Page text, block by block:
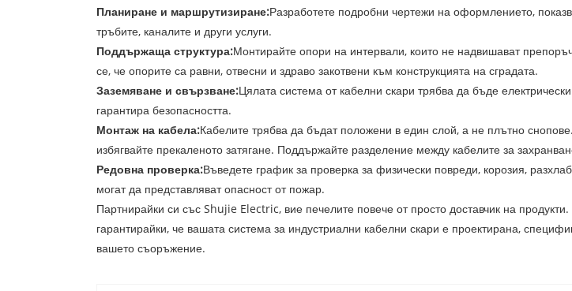
Планиране и маршрутизиране:Разработете подробни чертежи на оформлението,
тръбите, каналите и други услуги.
Поддържаща структура:Монтирайте опори на интервали, които не надвишават
се, че опорите са равни, отвесни и здраво закотвени към конструкцията на сградата.
Заземяване и свързване:Цялата система от кабелни скари трябва да бъде
гарантира безопасността.
Монтаж на кабела:Кабелите трябва да бъдат положени в един слой, а не плътно
избягвайте прекаленото затягане. Поддържайте разделение между кабелите за
Редовна проверка:Въведете график за проверка за физически повреди, корозия,
могат да представляват опасност от пожар.
Партнирайки си със Shujie Electric, вие печелите повече от просто доставчик на
гарантирайки, че вашата система за индустриални кабелни скари е проектирана,
вашето съоръжение.